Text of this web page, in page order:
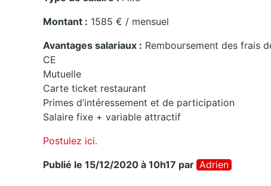
Montant : 1585 € / mensuel
Avantages salariaux : Remboursement des frais
CE
Mutuelle
Carte ticket restaurant
Primes d’intéressement et de participation
Salaire fixe + variable attractif
Postulez ici.
Publié le 15/12/2020 à 10h17 par Adrien